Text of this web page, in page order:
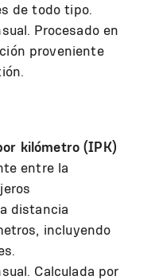
de todo tipo.
Procesado en
proveniente
kilómetro (IPK)
entre la
distancia
incluyendo
Calculada por